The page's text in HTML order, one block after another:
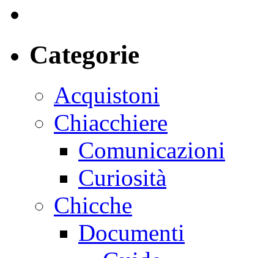
Categorie
Acquistoni
Chiacchiere
Comunicazioni
Curiosità
Chicche
Documenti